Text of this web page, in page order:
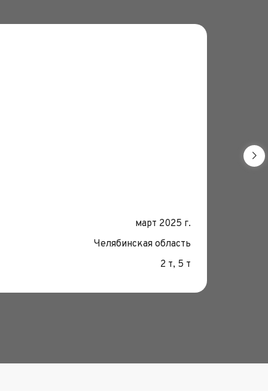
март 2025 г.
Челябинская область
2 т, 5 т